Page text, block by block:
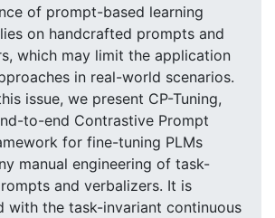
of prompt-based learning
on handcrafted prompts and
which may limit the application
in real-world scenarios.
issue, we present CP-Tuning,
to-end Contrastive Prompt
for fine-tuning PLMs
manual engineering of task-
and verbalizers. It is
with the task-invariant continuous